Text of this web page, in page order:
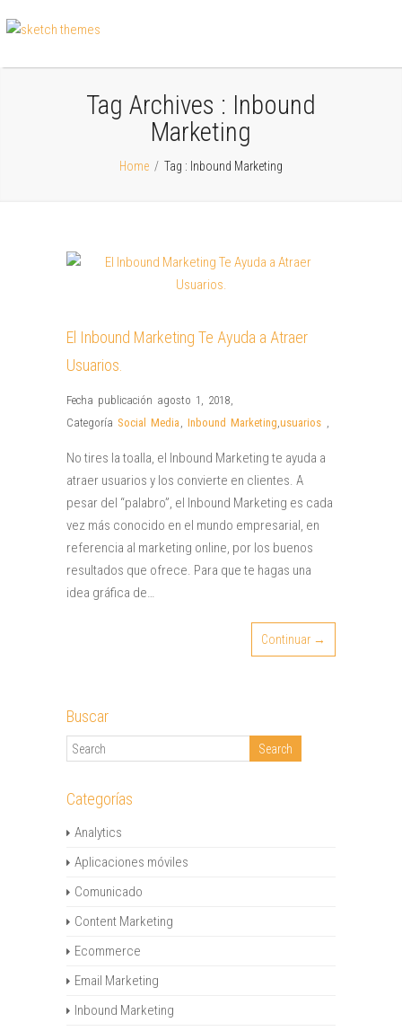
Tag Archives : Inbound
Marketing
Home / Tag : Inbound Marketing
El Inbound Marketing Te Ayuda a Atraer
Usuarios.
Fecha publicación agosto 1, 2018,
Categoría Social Media , Inbound Marketing,usuarios ,
No tires la toalla, el Inbound Marketing te ayuda a
atraer usuarios y los convierte en clientes. A
pesar del “palabro”, el Inbound Marketing es cada
vez más conocido en el mundo empresarial, en
referencia al marketing online, por los buenos
resultados que ofrece. Para que te hagas una
idea gráfica de…
Continuar →
Buscar
Categorías
Analytics
Aplicaciones móviles
Comunicado
Content Marketing
Ecommerce
Email Marketing
Inbound Marketing